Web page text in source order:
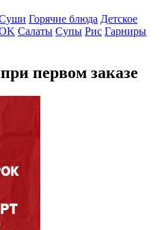
Горячие блюда Детское
Салаты Супы Рис Гарниры
первом заказе